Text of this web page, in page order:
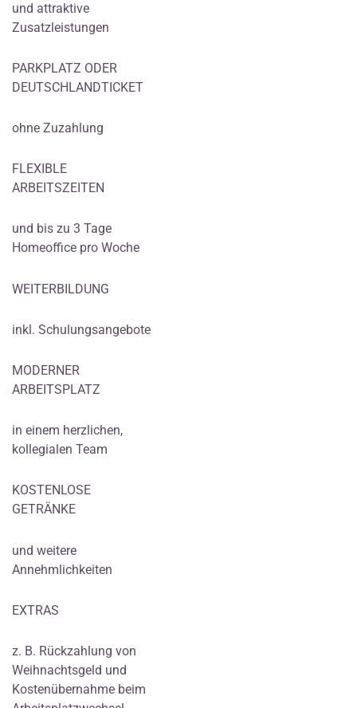
und attraktive
Zusatzleistungen
PARKPLATZ ODER
DEUTSCHLANDTICKET
ohne Zuzahlung
FLEXIBLE
ARBEITSZEITEN
und bis zu 3 Tage
Homeoffice pro Woche
WEITERBILDUNG
inkl. Schulungsangebote
MODERNER
ARBEITSPLATZ
in einem herzlichen,
kollegialen Team
KOSTENLOSE
GETRÄNKE
und weitere
Annehmlichkeiten
EXTRAS
z. B. Rückzahlung von
Weihnachtsgeld und
Kostenübernahme beim